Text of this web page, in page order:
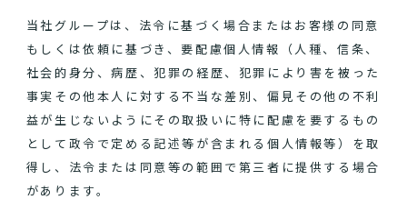
当社グループは、法令に基づく場合またはお客様の同意
もしくは依頼に基づき、要配慮個人情報（人種、信条、
社会的身分、病歴、犯罪の経歴、犯罪により害を被った
事実その他本人に対する不当な差別、偏見その他の不利
益が生じないようにその取扱いに特に配慮を要するもの
として政令で定める記述等が含まれる個人情報等）を取
得し、法令または同意等の範囲で第三者に提供する場合
があります。